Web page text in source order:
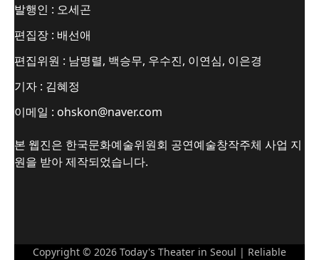
발행인 : 오세곤
편집장 : 배선애
편집위원 : 남명렬, 백승무, 우수진, 이연심, 이은경
기자 : 김혜정
이메일 : ohskon@naver.com
본 웹진은 한국문화예술위원회 공연예술창작주체 사업 지
원을 받아 제작되었습니다.
Copyright © 2026 Today's Theater in Seoul | Reliable